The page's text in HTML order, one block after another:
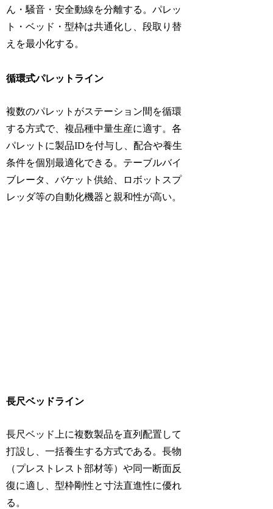
ん・騒音・安全動線を分離する。パレッ
ト・ベッド・型枠は共通化し、段取り替
えを最小化する。
循環式パレットライン
複数のパレットがステーション間を循環
する方式で、複品種中量生産に適す。各
パレットに製品IDを付与し、配合や養生
条件を個別最適化できる。テーブルバイ
ブレータ、バケット供給、ロボットスプ
レッダ等の自動化機器と親和性が高い。
長尺ベッドライン
長尺ベッド上に複数製品を直列配置して
打設し、一括養生する方式である。長物
（プレストレスト部材等）や同一断面反
復に適し、型枠剛性と寸法直進性に優れ
る。